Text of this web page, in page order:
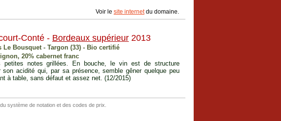
Voir le site internetdu domaine.
Conté - Bordeaux supérieur 2013
Bousquet - Targon (33) - Bio certifié
20% cabernet franc
notes grillées. En bouche, le vin est de structure
acidité qui, par sa présence, semble gêner quelque peu
à table, sans défaut et assez net. (12/2015)
système de notation et des codes de prix.